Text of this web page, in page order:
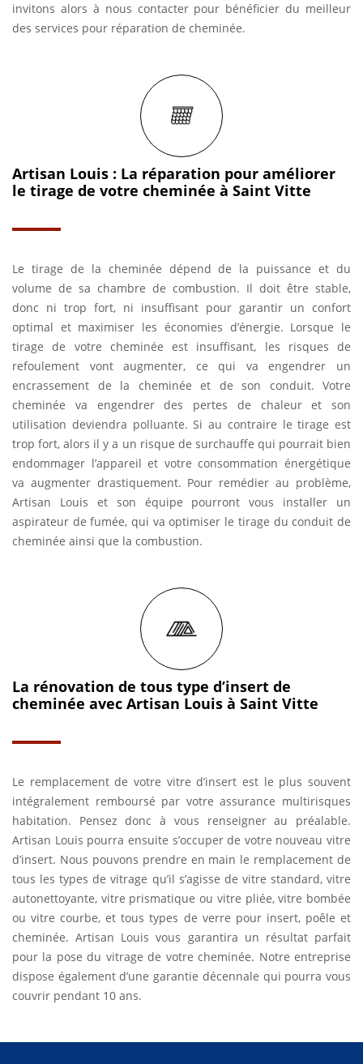
invitons alors à nous contacter pour bénéficier du meilleur
des services pour réparation de cheminée.
Artisan Louis : La réparation pour améliorer
le tirage de votre cheminée à Saint Vitte
Le tirage de la cheminée dépend de la puissance et du
volume de sa chambre de combustion. Il doit être stable,
donc ni trop fort, ni insuffisant pour garantir un confort
optimal et maximiser les économies d’énergie. Lorsque le
tirage de votre cheminée est insuffisant, les risques de
refoulement vont augmenter, ce qui va engendrer un
encrassement de la cheminée et de son conduit. Votre
cheminée va engendrer des pertes de chaleur et son
utilisation deviendra polluante. Si au contraire le tirage est
trop fort, alors il y a un risque de surchauffe qui pourrait bien
endommager l’appareil et votre consommation énergétique
va augmenter drastiquement. Pour remédier au problème,
Artisan Louis et son équipe pourront vous installer un
aspirateur de fumée, qui va optimiser le tirage du conduit de
cheminée ainsi que la combustion.
La rénovation de tous type d’insert de
cheminée avec Artisan Louis à Saint Vitte
Le remplacement de votre vitre d’insert est le plus souvent
intégralement remboursé par votre assurance multirisques
habitation. Pensez donc à vous renseigner au préalable.
Artisan Louis pourra ensuite s’occuper de votre nouveau vitre
d’insert. Nous pouvons prendre en main le remplacement de
tous les types de vitrage qu’il s’agisse de vitre standard, vitre
autonettoyante, vitre prismatique ou vitre pliée, vitre bombée
ou vitre courbe, et tous types de verre pour insert, poêle et
cheminée. Artisan Louis vous garantira un résultat parfait
pour la pose du vitrage de votre cheminée. Notre entreprise
dispose également d’une garantie décennale qui pourra vous
couvrir pendant 10 ans.